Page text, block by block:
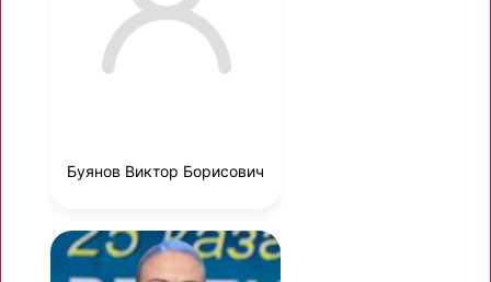
Буянов Виктор Борисович